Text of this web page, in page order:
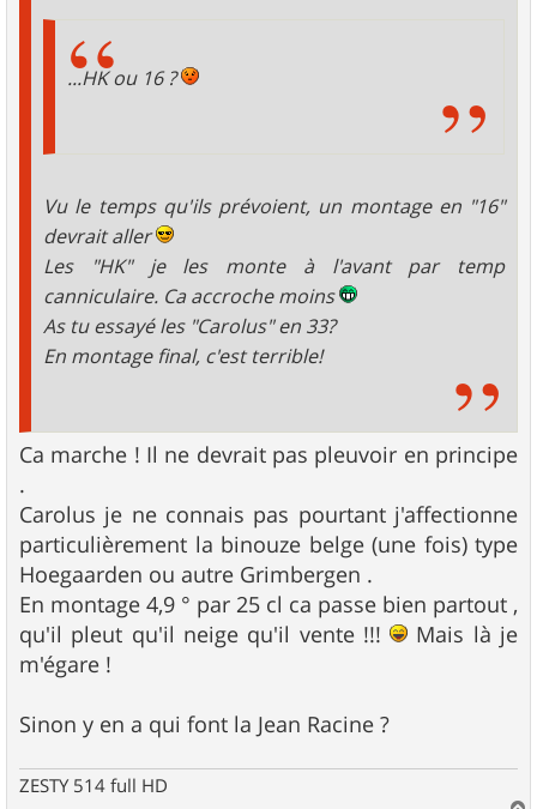
...HK ou 16 ?
Vu le temps qu'ils prévoient, un montage en "16"
devrait aller
Les "HK" je les monte à l'avant par temp
canniculaire. Ca accroche moins
As tu essayé les "Carolus" en 33?
En montage final, c'est terrible!
Ca marche ! Il ne devrait pas pleuvoir en principe
.
Carolus je ne connais pas pourtant j'affectionne
particulièrement la binouze belge (une fois) type
Hoegaarden ou autre Grimbergen .
En montage 4,9 ° par 25 cl ca passe bien partout ,
qu'il pleut qu'il neige qu'il vente !!!
Mais là je
m'égare !
Sinon y en a qui font la Jean Racine ?
ZESTY 514 full HD